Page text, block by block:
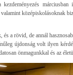
kezdeményezés
középiskolásoknak
a rövid, de annál
újdonság volt ilyen
önmagunkkal és az